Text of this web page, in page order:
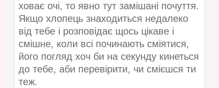
ховає очі, то явно тут замішані почуття.
Якщо хлопець знаходиться недалеко
від тебе і розповідає щось цікаве і
смішне, коли всі починають сміятися,
його погляд хоч би на секунду кинеться
до тебе, аби перевірити, чи смієшся ти
теж.